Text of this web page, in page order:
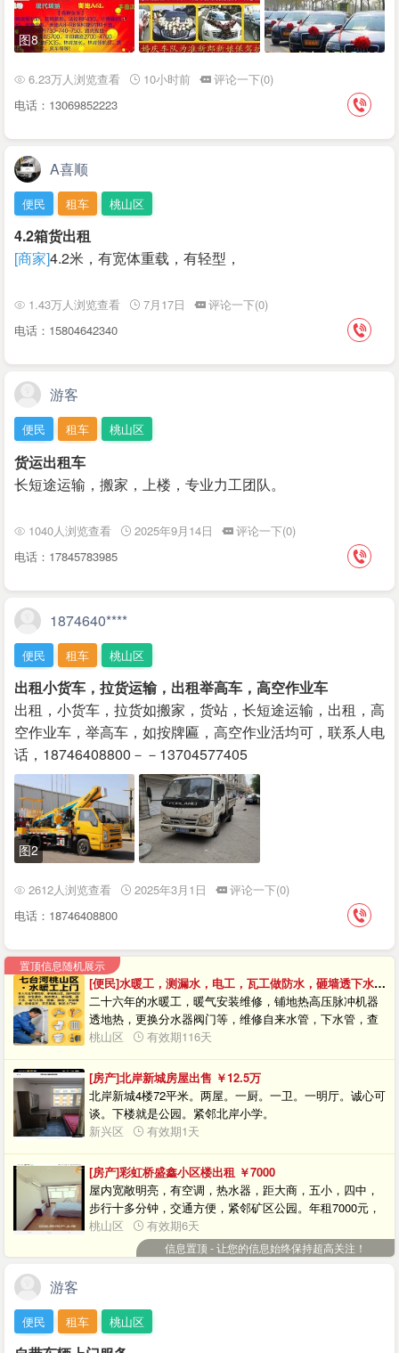
图8
6.23万人浏览查看 10小时前
评论一下(0)
电话：13069852223
A喜顺
便民 租车 桃山区
4.2箱货出租
[商家]4.2米，有宽体重载，有轻型，
1.43万人浏览查看 7月17日
评论一下(0)
电话：15804642340
游客
便民 租车 桃山区
货运出租车
长短途运输，搬家，上楼，专业力工团队。
1040人浏览查看 2025年9月14日
评论一下(0)
电话：17845783985
1874640****
便民 租车 桃山区
出租小货车，拉货运输，出租举高车，高空作业车
出租，小货车，拉货如搬家，货站，长短途运输，出租，高
空作业车，举高车，如按牌匾，高空作业活均可，联系人电
话，18746408800－－13704577405
图2
2612人浏览查看 2025年3月1日
评论一下(0)
电话：18746408800
置顶信息随机展示
[便民]水暖工，测漏水，电工，瓦工做防水，砸墙透下水，刮大白木工，钻眼。
二十六年的水暖工，暖气安装维修，铺地热高压脉冲机器
透地热，更换分水器阀门等，维修自来水管，下水管，查
漏点，暖气地热打压，洁具安装维修等，专业电工，新旧
出租微型挖掘机，代替人工，水钻钻眼，透下水透坐便地
漏，电焊工，专业刮大白刷乳胶漆贴壁布壁纸，木工，瓦
工，室内外做防水，高空房盖、渗漏、彩钢瓦 、做防水，
专业做卫生间免砸砖防水，专业美缝，专业瓷砖，家具，
门 ，无缝修补，专业打扫卫生，可以包工包料，本人干活
家庭装修，出租微型挖掘机，加个微信备用，
13251649009微信回复不及时打电话。
桃山区 有效期116天
[房产]北岸新城房屋出售 ￥12.5万
北岸新城4楼72平米。两屋。一厨。一卫。一明厅。诚心可
谈。下楼就是公园。紧邻北岸小学。
新兴区
有效期1天
[房产]彩虹桥盛鑫小区楼出租 ￥7000
屋内宽敞明亮，有空调，热水器，距大商，五小，四中，
步行十多分钟，交通方便，紧邻矿区公园。年租7000元，
7楼不是顶层。包物业、取暖费。
桃山区 有效期6天
信息置顶 - 让您的信息始终保持超高关注！
游客
便民 租车 桃山区